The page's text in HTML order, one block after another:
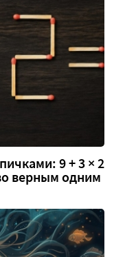
9 + 3 × 2
верным одним